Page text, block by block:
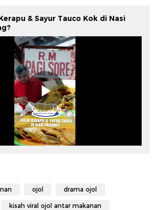
& Sayur Tauco Kok di Nasi
ojol drama ojol
kisah viral ojol antar makanan